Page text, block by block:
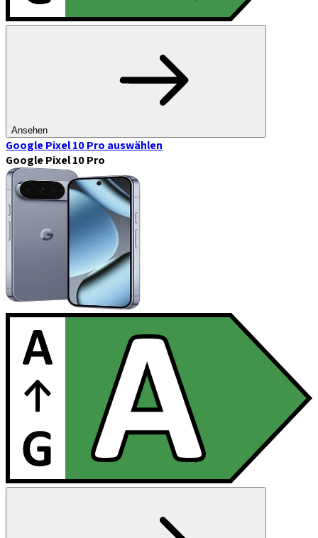
Ansehen
Google Pixel 10 Pro auswählen
Google Pixel 10 Pro